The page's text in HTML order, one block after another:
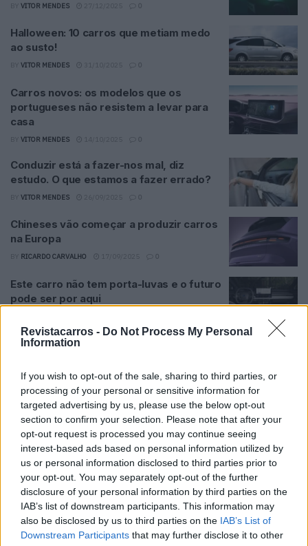
Revistacarros - Do Not Process My Personal
Information
If you wish to opt-out of the sale, sharing to third parties, or
processing of your personal or sensitive information for
targeted advertising by us, please use the below opt-out
section to confirm your selection. Please note that after your
opt-out request is processed you may continue seeing
interest-based ads based on personal information utilized by
us or personal information disclosed to third parties prior to
your opt-out. You may separately opt-out of the further
disclosure of your personal information by third parties on the
IAB’s list of downstream participants. This information may
also be disclosed by us to third parties on the IAB’s List of
Downstream Participants that may further disclose it to other
VITOR MENDES 0
Halloween: 10 carros que metiam medo
ao susto!
VITOR MENDES 0
Carros novos: os modelos que os
portugueses não resistem a levar para
casa
VITOR MENDES 0
Conduzir está a fazer-nos mal, diz
estudo. O que estamos a fazer errado?
VITOR MENDES 0
Chineses vão começar a produzir carros
na Europa
RICARDO CARVALHO 0
Este carro não tem porta-luvas e o futuro
pode ser por aqui
Hulk Hogan também tinha uma coleção de
RICARDO CARVALHO 29/07/2025 0
Quais são os PHEV com mais autonomia
elétrica?
RICARDO CARVALHO 12/07/2025 0
Volkswagen diz que os europeus querem
botões nos tablier dos carros
RICARDO CARVALHO 29/05/2025 0
1 2